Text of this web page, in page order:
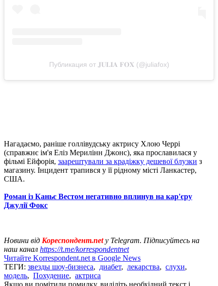
Публикация от 𝐉𝐔𝐋𝐈𝐀 𝐅𝐎𝐗 (@juliafox)
Нагадаємо, раніше голлівудську актрису Хлою Черрі
(справжнє ім'я Еліз Мерилінн Джонс), яка прославилася у
фільмі Ейфорія, заарештували за крадіжку дешевої блузки з
магазину. Інцидент трапився у її рідному місті Ланкастер,
США.
Роман із Каньє Вестом негативно вплинув на кар'єру
Джулії Фокс
Новини від Кореспондент.netу Telegram. Підписуйтесь на
наш канал https://t.me/korrespondentnet
Читайте Korrespondent.net в Google News
ТЕГИ: звезды шоу-бизнеса, диабет, лекарства, слухи,
модель, Похудение, актриса